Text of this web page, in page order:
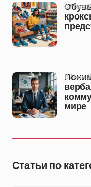
07 ноя
мире
07 ноя
Статьи по